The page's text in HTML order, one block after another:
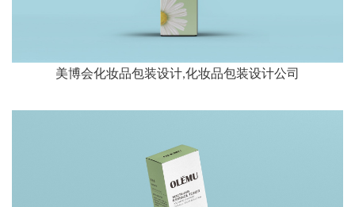
美博会化妆品包装设计,化妆品包装设计公司